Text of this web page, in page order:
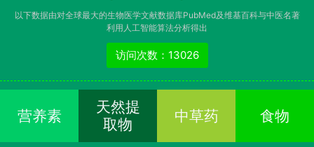
以下数据由对全球最大的生物医学文献数据库PubMed及维基百科与中医名著
利用人工智能算法分析得出
访问次数：13026
营养素
天然提
取物
中草药 食物